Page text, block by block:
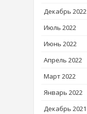
Декабрь 2022
Июль 2022
Июнь 2022
Апрель 2022
Март 2022
Январь 2022
Декабрь 2021